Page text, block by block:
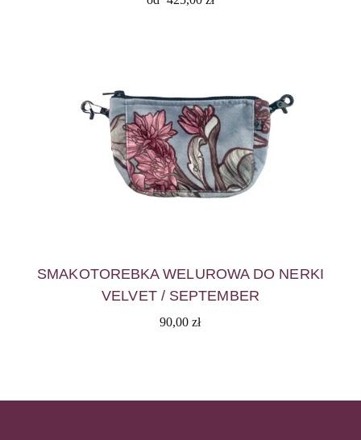
SMAKOTOREBKA WELUROWA DO NERKI
VELVET / SEPTEMBER
90,00zł